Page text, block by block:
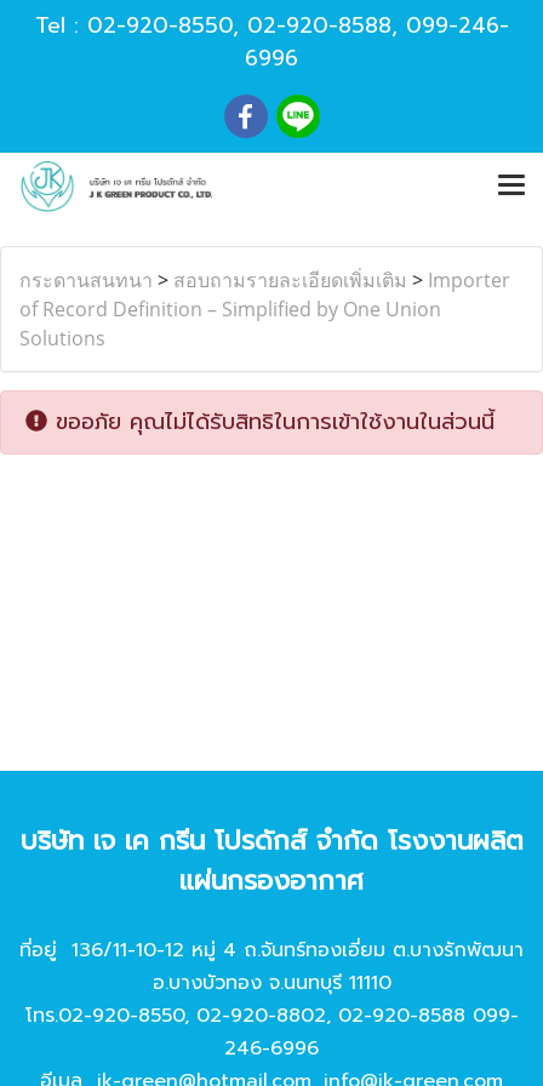
Tel : 02-920-8550, 02-920-8588, 099-246-
6996
กระดานสนทนา > สอบถามรายละเอียดเพิ่มเติม > Importer
of Record Definition – Simplified by One Union
Solutions
ขออภัย คุณไม่ได้รับสิทธิในการเข้าใช้งานในส่วนนี้
บริษัท เจ เค กรีน โปรดักส์ จํากัด โรงงานผลิต
แผ่นกรองอากาศ
ที่อยู่ 136/11-10-12 หมู่ 4 ถ.จันทร์ทองเอี่ยม ต.บางรักพัฒนา
อ.บางบัวทอง จ.นนทบุรี 11110
โทร.02-920-8550, 02-920-8802, 02-920-8588 099-
246-6996